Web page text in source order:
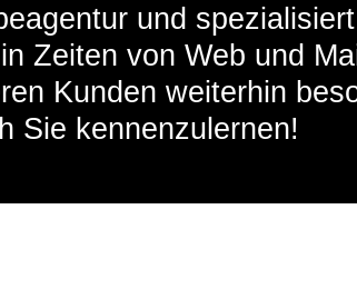
und
Zeiten von Web und
Kunden weiterhin
Sie kennenzulernen!